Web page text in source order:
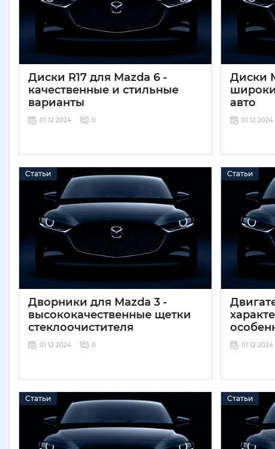
Диски R17 для Mazda 6 -
качественные и стильные
варианты
01 12 2024 0
Диски
авто
01 12 2024
Статьи
Дворники для Mazda 3 -
высококачественные щетки
стеклоочистителя
01 12 2024 0
Статьи
01 12 2024
Статьи Статьи